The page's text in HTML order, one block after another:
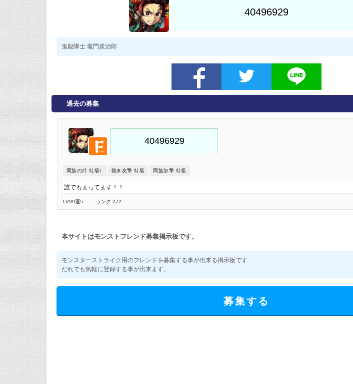
鬼殺隊士 竈門炭治郎
過去の募集
同族の絆 特級L 熱き友撃 特級 同族加撃 特級
誰でもまってます！！
LV99運5 ランク:272
本サイトはモンストフレンド募集掲示板です。
モンスターストライク用のフレンドを募集する事が出来る掲示板です
だれでも気軽に登録する事が出来ます。
募集する